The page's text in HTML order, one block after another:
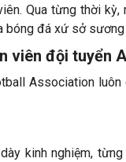
Qua từng thời
bóng đá xứ sở sương
viên đội tuyển
Associationluôn
kinh nghiệm,